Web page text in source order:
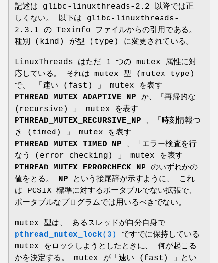
記述は glibc-linuxthreads-2.2 以降では正
しくない。 以下は glibc-linuxthreads-
2.3.1 の Texinfo ファイルからの引用である。
種別 (kind) が型 (type) に変更されている。
LinuxThreads はただ 1 つの mutex 属性に対
応している。 それは mutex 型 (mutex type)
で、 「速い (fast) 」 mutex を表す
PTHREAD_MUTEX_ADAPTIVE_NP か、「再帰的な
(recursive) 」 mutex を表す
PTHREAD_MUTEX_RECURSIVE_NP 、「時刻情報つ
き (timed) 」 mutex を表す
PTHREAD_MUTEX_TIMED_NP 、「エラー検査を行
なう (error checking) 」 mutex を表す
PTHREAD_MUTEX_ERRORCHECK_NP のいずれかの
値をとる。 NP という接尾辞が示すように、 これ
は POSIX 標準に対するポータブルでない拡張で、
ポータブルなプログラムでは用いるべきでない。
mutex 型は、 あるスレッドが自分自身で
pthread_mutex_lock(3)
ですでに保持している
mutex をロックしようとしたときに、 何が起こる
かを決定する。 mutex が「速い (fast) 」とい